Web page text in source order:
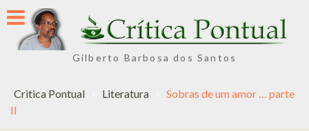
Skip
to
content
Gilberto Barbosa dos Santos
Critica Pontual Literatura
Sobras de um amor … parte
II